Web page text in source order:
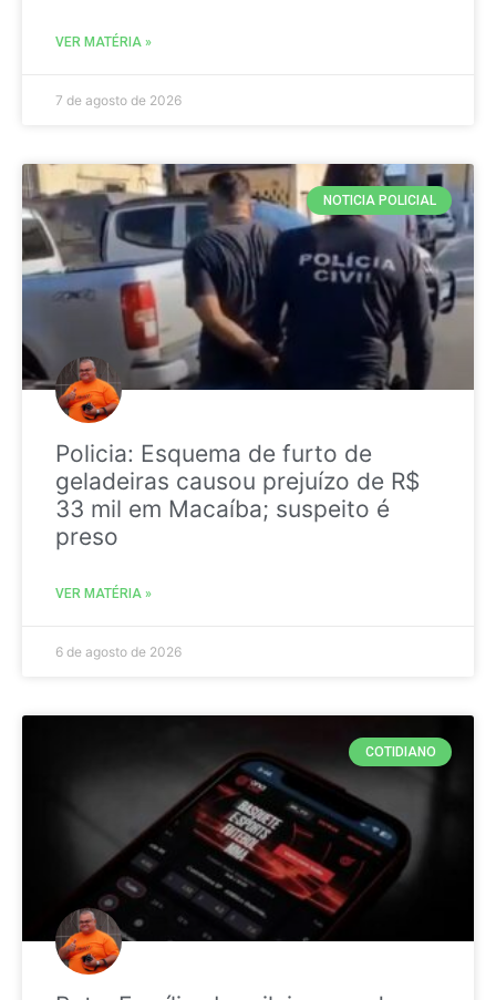
VER MATÉRIA »
7 de agosto de 2026
NOTICIA POLICIAL
Policia: Esquema de furto de
geladeiras causou prejuízo de R$
33 mil em Macaíba; suspeito é
preso
VER MATÉRIA »
6 de agosto de 2026
COTIDIANO